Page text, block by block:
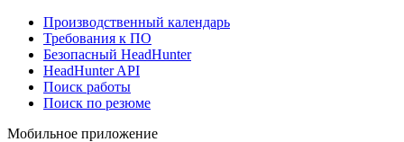
Производственный календарь
Требования к ПО
Безопасный HeadHunter
HeadHunter API
Поиск работы
Поиск по резюме
Мобильное приложение